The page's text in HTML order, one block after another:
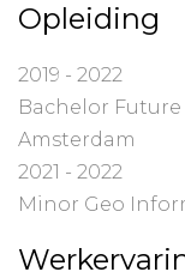
Opleiding
2019 - 2022
Bachelor
Amsterdam
2021 - 2022
Minor Geo